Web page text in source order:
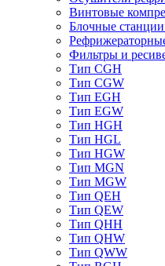
Винтовые
Блочные
Фильтры и
Тип CGH
Тип CGW
Тип EGH
Тип EGW
Тип HGH
Тип HGL
Тип HGW
Тип MGN
Тип MGW
Тип QEH
Тип QEW
Тип QHH
Тип QHW
Тип QWW